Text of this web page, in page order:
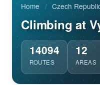
Home / Czech
Climbing at
14094
ROUTES
12
AREAS